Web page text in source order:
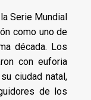
Serie Mundial
como uno de
década. Los
con euforia
ciudad natal,
de los